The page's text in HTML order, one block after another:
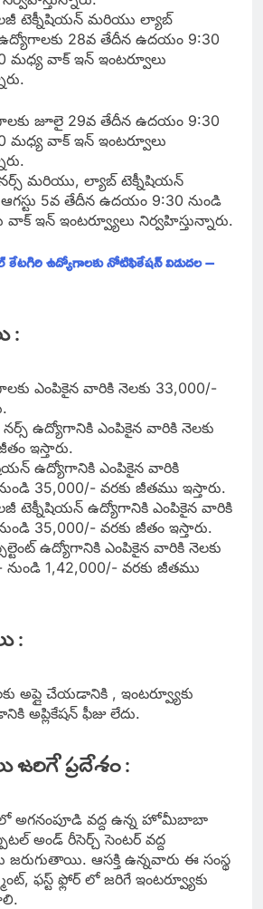
టెక్నీషియన్ మరియు ల్యాబ్
28వ తేదీన ఉదయం 9:30
మధ్య వాక్ ఇన్ ఇంటర్వూలు
జూలై 29వ తేదీన ఉదయం 9:30
మధ్య వాక్ ఇన్ ఇంటర్వూలు
నర్స్ మరియు, ల్యాబ్ టెక్నీషియన్
5వ తేదీన ఉదయం 9:30 నుండి
వాక్ ఇన్ ఇంటర్వ్యూలు నిర్వహిస్తున్నారు.
ఉద్యోగాలకు నోటిఫికేషన్ విడుదల –
:
ఎంపికైన వారికి నెలకు 33,000/-
నర్స్ ఉద్యోగానికి ఎంపికైన వారికి నెలకు
ఇస్తారు.
ఉద్యోగానికి ఎంపికైన వారికి
35,000/- వరకు జీతము ఇస్తారు.
టెక్నీషియన్ ఉద్యోగానికి ఎంపికైన వారికి
35,000/- వరకు జీతం ఇస్తారు.
ఉద్యోగానికి ఎంపికైన వారికి నెలకు
నుండి 1,42,000/- వరకు జీతము
:
అప్లై చేయడానికి , ఇంటర్వ్యూకు
అప్లికేషన్ ఫీజు లేదు.
జరిగే ప్రదేశం :
అగనంపూడి వద్ద ఉన్న హోమీబాబా
అండ్ రీసెర్చ్ సెంటర్ వద్ద
జరుగుతాయి. ఆసక్తి ఉన్నవారు ఈ సంస్థ
ఫస్ట్ ఫ్లోర్ లో జరిగే ఇంటర్వ్యూకు